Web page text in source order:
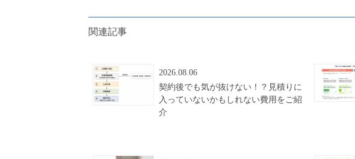
関連記事
2026.08.06
契約後でも気が抜けない！？見積りに
入っていないかもしれない費用をご紹
介